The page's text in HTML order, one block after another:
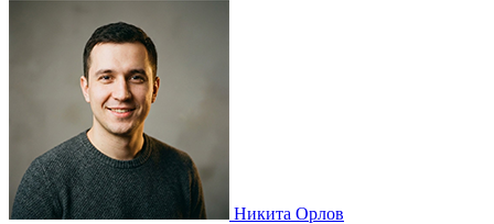
Никита Орлов